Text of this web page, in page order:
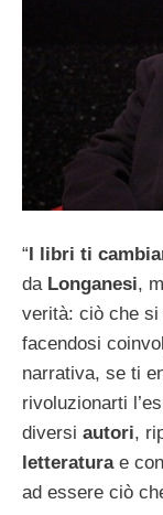
“I libri ti
daLonganesi,
verità: ciò che si
facendosi
narrativa, se ti
rivoluzionarti
diversi autori,
letteraturae
ad essere ciò